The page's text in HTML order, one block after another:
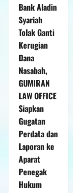
Bank Aladin
Syariah
Tolak Ganti
Kerugian
Dana
Nasabah,
GUMIRAN
LAW OFFICE
Siapkan
Gugatan
Perdata dan
Laporan ke
Aparat
Penegak
Hukum